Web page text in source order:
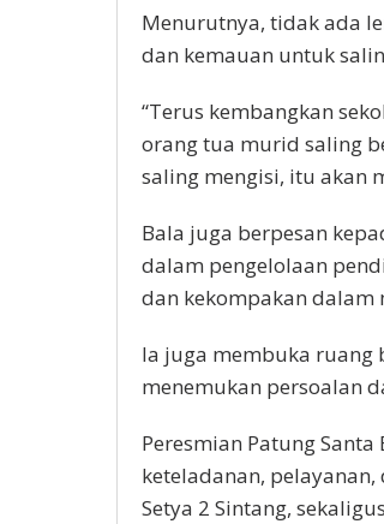
Menurutnya, tidak ada
dan kemauan untuk
“Terus kembangkan
orang tua murid saling
saling mengisi, itu akan
Bala juga berpesan
dalam pengelolaan
dan kekompakan dalam
Ia juga membuka
menemukan persoalan
Peresmian Patung
keteladanan,
Setya 2 Sintang,